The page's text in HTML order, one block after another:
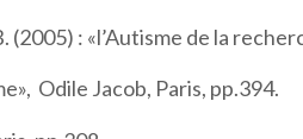
: «l’Autisme de la
Odile Jacob, Paris, pp.394.